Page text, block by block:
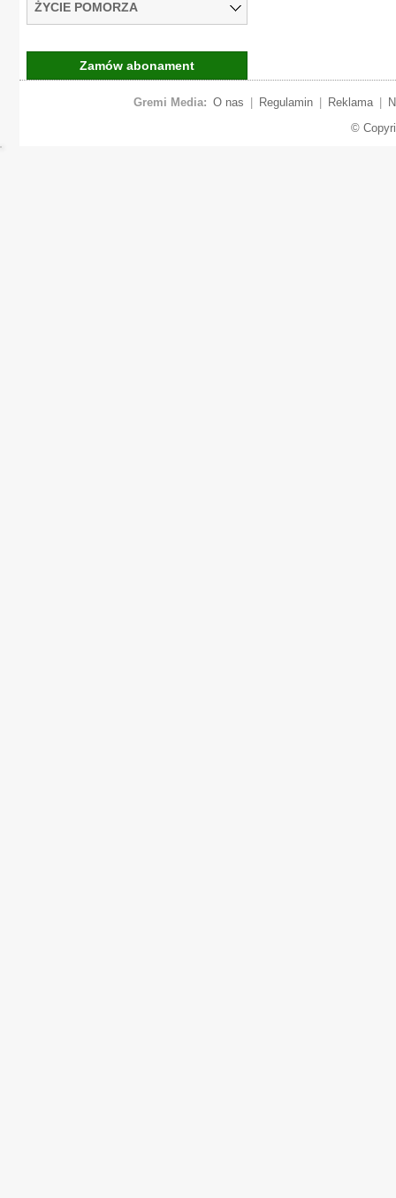
ŻYCIE POMORZA
Zamów abonament
Gremi Media: O nas Regulamin Reklama
©